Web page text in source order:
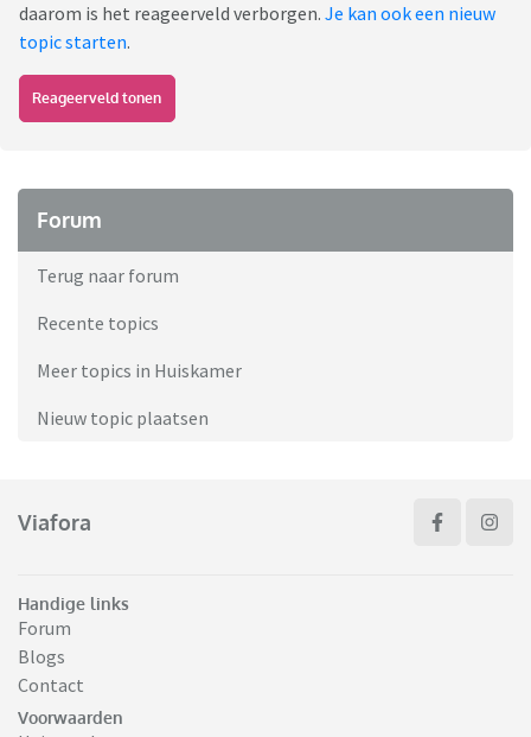
daarom is het reageerveld verborgen. Je kan ook een nieuw
topic starten.
Reageerveld tonen
Forum
Terug naar forum
Recente topics
Meer topics in Huiskamer
Nieuw topic plaatsen
Viafora
Handige links
Forum
Blogs
Contact
Voorwaarden